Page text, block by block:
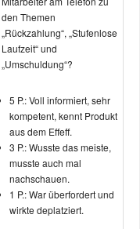
den Themen
„Rückzahlung“, „Stufenlose
Laufzeit“ und
„Umschuldung“?
5 P.: Voll informiert, sehr
kompetent, kennt Produkt
aus dem Effeff.
3 P.: Wusste das meiste,
musste auch mal
nachschauen.
1 P.: War überfordert und
wirkte deplatziert.